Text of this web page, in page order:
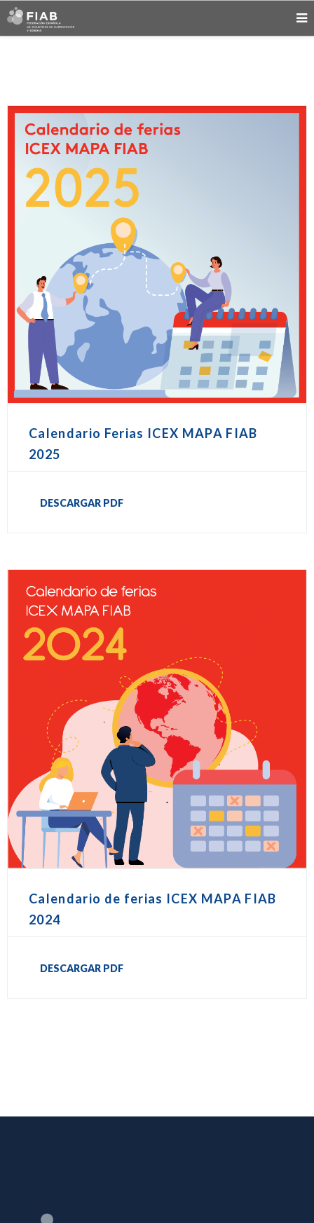
Calendario Ferias ICEX MAPA FIAB
2025
DESCARGAR PDF
Calendario de ferias ICEX MAPA FIAB
2024
DESCARGAR PDF